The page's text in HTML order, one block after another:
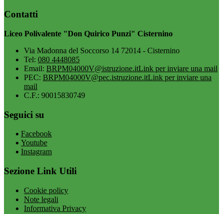
Contatti
Liceo Polivalente "Don Quirico Punzi" Cisternino
Via Madonna del Soccorso 14 72014 - Cisternino
Tel: 080 4448085
Email: BRPM04000V@istruzione.itLink per inviare una mail
PEC: BRPM04000V@pec.istruzione.itLink per inviare una
mail
C.F.: 90015830749
Seguici su
Facebook
Youtube
Instagram
Sezione Link Utili
Cookie policy
Note legali
Informativa Privacy